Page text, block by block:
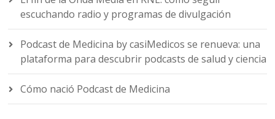
escuchando radio y programas de divulgación
Podcast de Medicina by casiMedicos se renueva: una
plataforma para descubrir podcasts de salud y ciencia
Cómo nació Podcast de Medicina